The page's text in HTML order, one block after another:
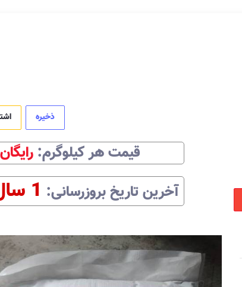
ذخیره
قیمت هرکیلوگرم:‌رایگان
آخرین تاریخ بروزرسانی:‌ 1 سال